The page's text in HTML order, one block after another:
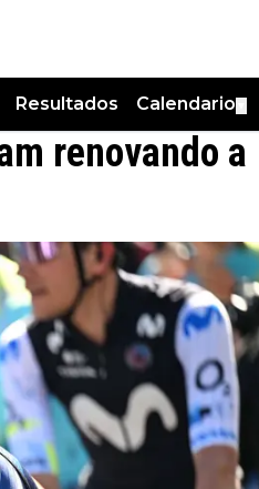
Resultados Calendario
renovando a